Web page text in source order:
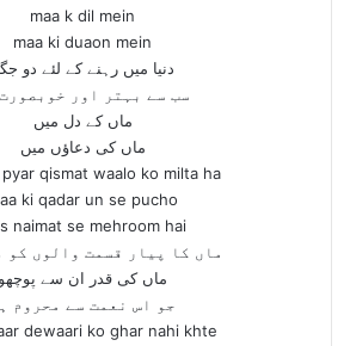
maa k dil mein
maa ki duaon mein
دنیا میں رہنے کے لئے دو جگہ
سب سے بہتر اور
ماں کے دل میں
ماں کی دعاؤں میں
pyar qismat waalo ko milta ha
ki qadar un se pucho
naimat se mehroom hai
ماں کا پیار قسمت والوں کو
ماں کی قدر ان سے پوچھو
جو اس نعمت سے محروم
dewaari ko ghar nahi khte